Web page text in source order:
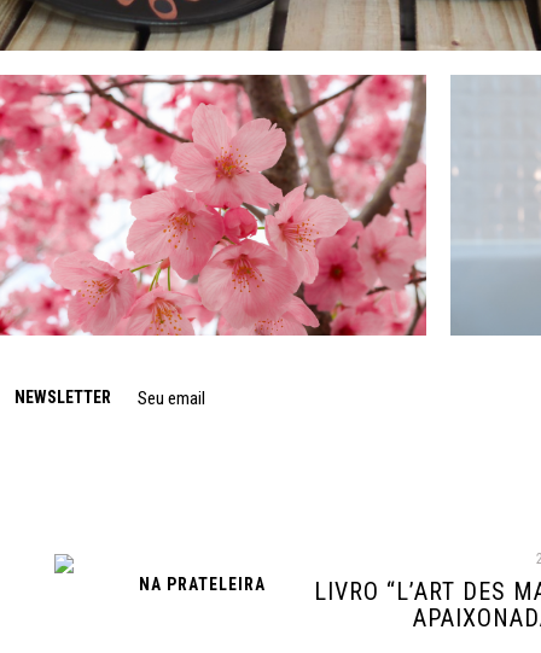
NEWSLETTER
NA PRATELEIRA
LIVRO “L’ART DES